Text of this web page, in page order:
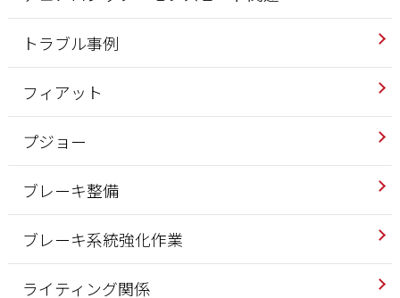
トラブル事例
フィアット
プジョー
ブレーキ整備
ブレーキ系統強化作業
ライティング関係